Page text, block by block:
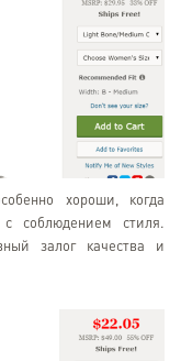
хороши, когда
соблюдением стиля.
залог качества и